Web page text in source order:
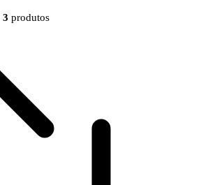
3 produtos